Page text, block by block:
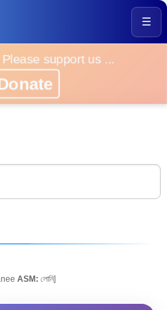
☰
support us ...
ASM: লোনি]